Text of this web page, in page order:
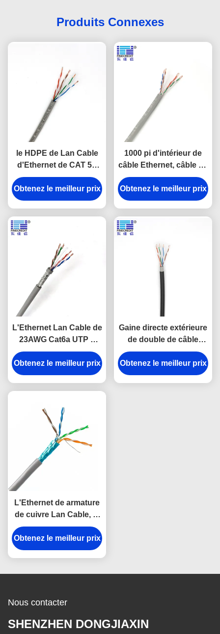
Produits Connexes
le HDPE de Lan Cable
d'Ethernet de CAT 5E
d'UTP de 4 noyaux des
paires 8/CAT 5E de ftp a
isolé le câble de réseau
Obtenez le meilleur prix
1000 pi d'intérieur de
câble Ethernet, câble en
vrac 23awg Cat6 d'UTP
Obtenez le meilleur prix
L'Ethernet Lan Cable de
23AWG Cat6a UTP 4
paires a tordu le PVC
engainé
Obtenez le meilleur prix
Gaine directe extérieure
de double de câble
Ethernet d'enterrement
de 23AWG 0.56mm
Obtenez le meilleur prix
L'Ethernet de armature
de cuivre Lan Cable, le
câble de données de
DJX Cat5e Utp 26awg 4
de HDPE appareille
Obtenez le meilleur prix
Nous contacter
SHENZHEN DONGJIAXIN